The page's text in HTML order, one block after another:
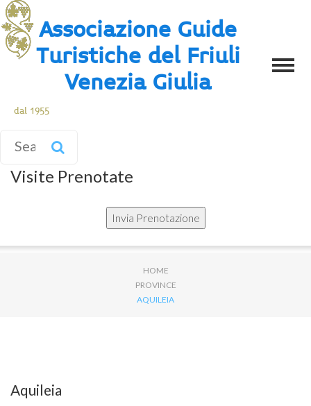
Associazione Guide
Turistiche del Friuli
Venezia Giulia
dal 1955
Visite Prenotate
HOME
PROVINCE
AQUILEIA
Aquileia